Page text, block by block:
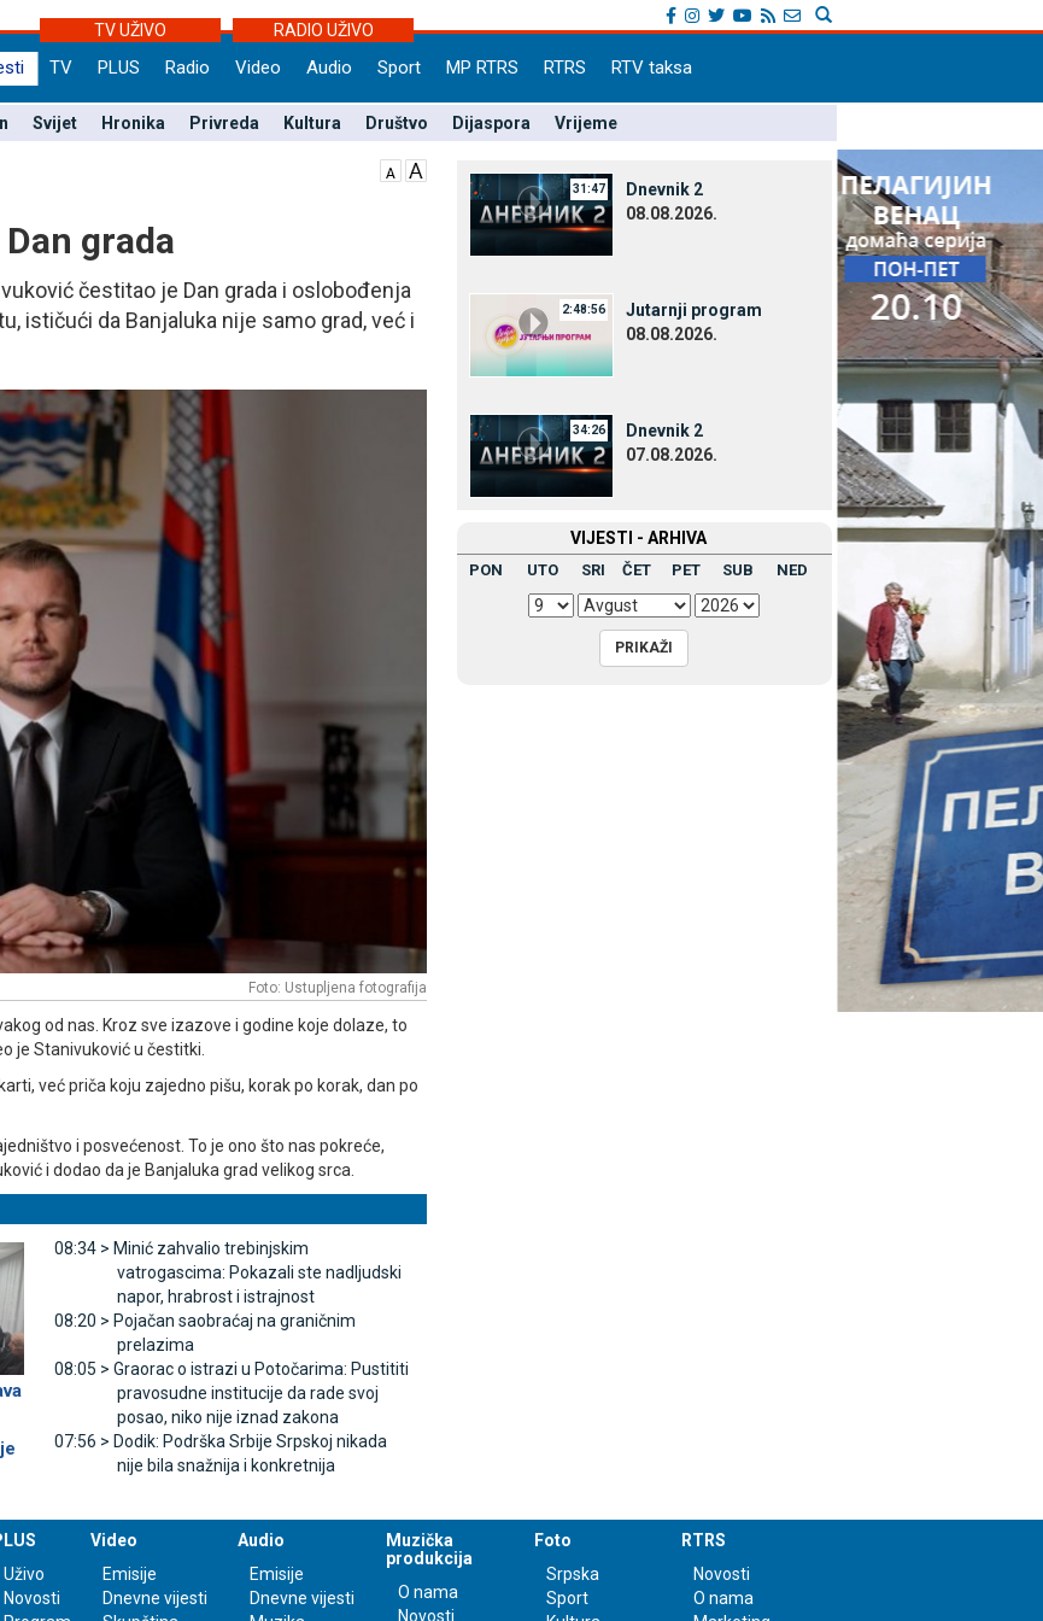
TV UŽIVO
RADIO UŽIVO
TV PLUS Radio Video Audio Sport MP RTRS RTRS RTV taksa
Svijet Hronika Privreda Kultura Društvo Dijaspora Vrijeme
grada
čestitao je Dan grada i oslobođenja
ističući da Banjaluka nije samo grad, već i
Foto: Ustupljena fotografija
od nas. Kroz sve izazove i godine koje dolaze, to
je Stanivuković u čestitki.
već priča koju zajedno pišu, korak po korak, dan po
i posvećenost. To je ono što nas pokreće,
i dodao da je Banjaluka grad velikog srca.
08:34 > Minić zahvalio trebinjskim
vatrogascima: Pokazali ste nadljudski
napor, hrabrost i istrajnost
08:20 > Pojačan saobraćaj na graničnim
prelazima
08:05 > Graorac o istrazi u Potočarima: Pustititi
pravosudne institucije da rade svoj
posao, niko nije iznad zakona
07:56 > Dodik: Podrška Srbije Srpskoj nikada
nije bila snažnija i konkretnija
31:47
Dnevnik 2
08.08.2026.
2:48:56
Јutarnji program
08.08.2026.
34:26
Dnevnik 2
07.08.2026.
VIЈESTI - ARHIVA
PON UTO SRI ČET PET SUB NED
Uživo
Novosti
Video
Emisije
Dnevne vijesti
Audio
Emisije
Dnevne vijesti
Muzička
produkcija
O nama
Novosti
Foto
Srpska
Sport
RTRS
Novosti
O nama